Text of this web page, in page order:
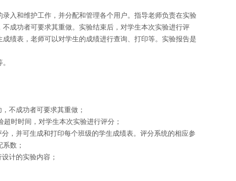
入和维护工作，并分配和管理各个用户。指导老师负责在实验
成功者可要求其重做。实验结束后，对学生本次实验进行评
绩表，老师可以对学生的成绩进行查询、打印等。实验报告是
不成功者可要求其重做；
时时间，对学生本次实验进行评分；
，并可生成和打印每个班级的学生成绩表。评分系统的相应参
数；
计的实验内容；